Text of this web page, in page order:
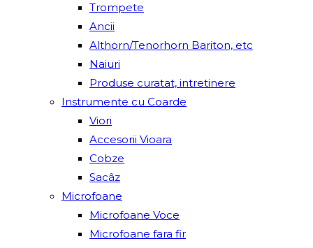
Trompete
Ancii
Althorn/Tenorhorn Bariton, etc
Naiuri
Produse curatat, intretinere
Instrumente cu Coarde
Viori
Accesorii Vioara
Cobze
Sacâz
Microfoane
Microfoane Voce
Microfoane fara fir